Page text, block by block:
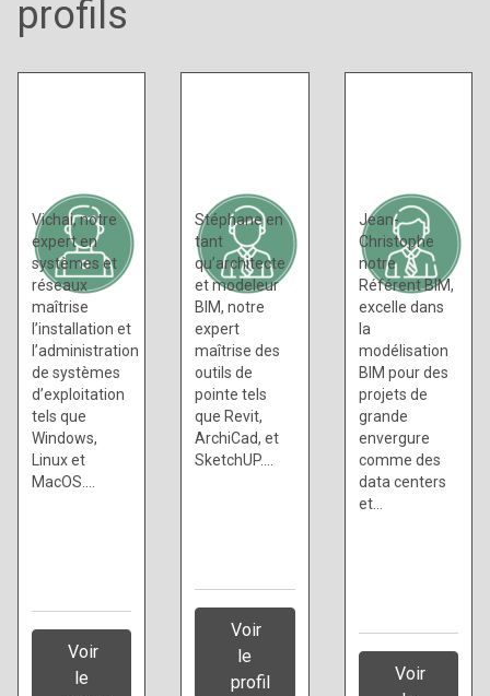
profils
Vichai, notre
expert en
systèmes et
réseaux
maîtrise
l’installation et
l’administration
de systèmes
d’exploitation
tels que
Windows,
Linux et
MacOS.…
Voir
le
Stéphane en
tant
qu’architecte
et modeleur
BIM, notre
expert
maîtrise des
outils de
pointe tels
que Revit,
ArchiCad, et
SketchUP.…
Voir
le
profil
Jean-
Christophe
notre
Référent BIM,
excelle dans
la
modélisation
BIM pour des
projets de
grande
envergure
comme des
data centers
et…
Voir